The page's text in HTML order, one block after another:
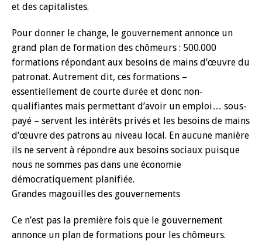
et des capitalistes.
Pour donner le change, le gouvernement annonce un
grand plan de formation des chômeurs : 500.000
formations répondant aux besoins de mains d’œuvre du
patronat. Autrement dit, ces formations –
essentiellement de courte durée et donc non-
qualifiantes mais permettant d’avoir un emploi… sous-
payé – servent les intérêts privés et les besoins de mains
d’œuvre des patrons au niveau local. En aucune manière
ils ne servent à répondre aux besoins sociaux puisque
nous ne sommes pas dans une économie
démocratiquement planifiée.
Grandes magouilles des gouvernements
Ce n’est pas la première fois que le gouvernement
annonce un plan de formations pour les chômeurs.